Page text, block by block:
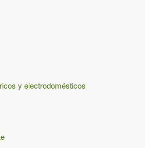
y electrodomésticos